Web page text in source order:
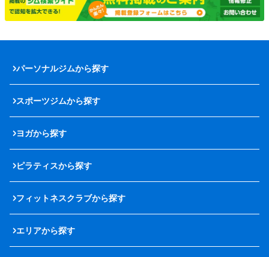
パーソナルジムから探す
スポーツジムから探す
ヨガから探す
ピラティスから探す
フィットネスクラブから探す
エリアから探す